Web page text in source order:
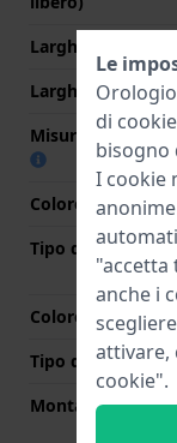
Larghezza
Larghezza tra
Misura cinturino
Colore cinturino
Tipo di chiusura
Colore Chiusura
Tipo di
Montatura dritta
Le
di cookie
bisogno
I cookie
"accetta
anche i
attivare,
cookie".